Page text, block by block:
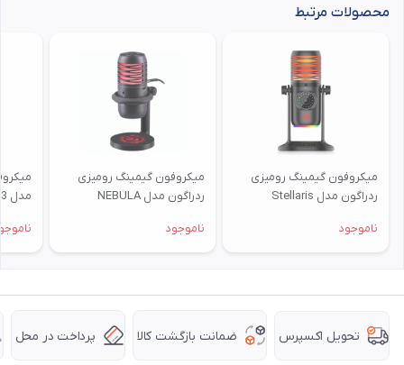
محصولات مرتبط
میکروفون گیمینگ رومیزی
ردراگون مدل Stellaris
ناموجود
میکروفون گیمینگ رومیزی
ردراگون مدل NEBULA
ناموجود
مدل PULSAR GM303
تحویل اکسپرس ضمانت بازگشت کالا پرداخت در محل